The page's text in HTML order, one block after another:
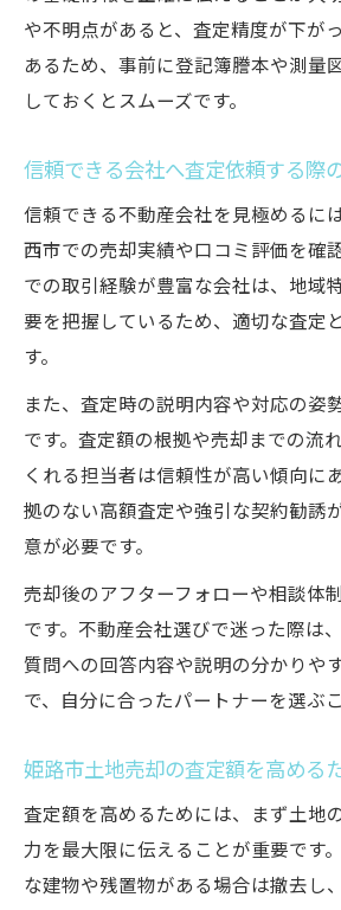
や不明点があると、査定精度が下が
あるため、事前に登記簿謄本や測量
しておくとスムーズです。
信頼できる会社へ査定依頼する際
信頼できる不動産会社を見極めるに
西市での売却実績や口コミ評価を確
での取引経験が豊富な会社は、地域
要を把握しているため、適切な査定
す。
また、査定時の説明内容や対応の姿
です。査定額の根拠や売却までの流
くれる担当者は信頼性が高い傾向に
拠のない高額査定や強引な契約勧誘
意が必要です。
売却後のアフターフォローや相談体
です。不動産会社選びで迷った際は
質問への回答内容や説明の分かりや
で、自分に合ったパートナーを選ぶ
姫路市土地売却の査定額を高める
査定額を高めるためには、まず土地
力を最大限に伝えることが重要です
な建物や残置物がある場合は撤去し